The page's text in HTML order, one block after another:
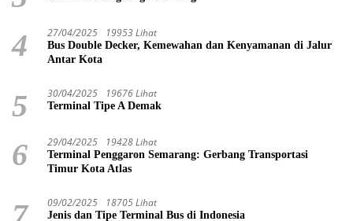
4 27/04/2025 19953 Lihat
Bus Double Decker, Kemewahan dan Kenyamanan di Jalur
Antar Kota
5 30/04/2025 19676 Lihat
Terminal Tipe A Demak
6 29/04/2025 19428 Lihat
Terminal Penggaron Semarang: Gerbang Transportasi
Timur Kota Atlas
09/02/2025 18705 Lihat
Jenis dan Tipe Terminal Bus di Indonesia